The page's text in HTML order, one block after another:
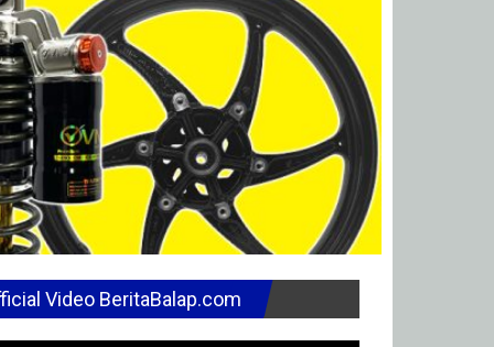
Video BeritaBalap.com